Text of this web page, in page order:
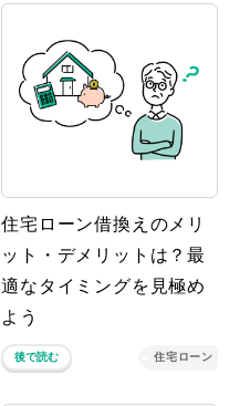
住宅ローン借換えのメリ
ット・デメリットは？最
適なタイミングを見極め
よう
後で読む 住宅ローン